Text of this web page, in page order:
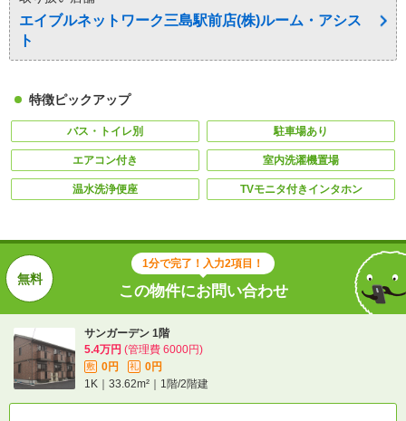
エイブルネットワーク三島駅前店(株)ルーム・アシス
ト
特徴ピックアップ
バス・トイレ別 駐車場あり
エアコン付き 室内洗濯機置場
温水洗浄便座 TVモニタ付きインタホン
1分で完了！入力2項目！
この物件にお問い合わせ
サンガーデン 1階
5.4万円 (管理費 6000円)
敷 0円 礼
0円
1K｜33.62m²｜1階/2階建